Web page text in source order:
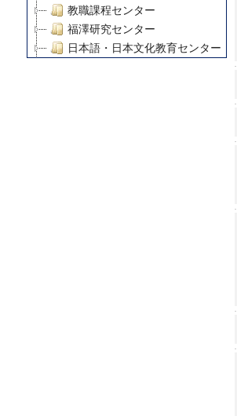
教職課程センター
福澤研究センター
日本語・日本文化教育センター
デジタルメディア・コンテンツ統
グローバルリサーチインスティテ
慶應義塾大学グローバルCOEプ
博士課程教育リーディングプロ